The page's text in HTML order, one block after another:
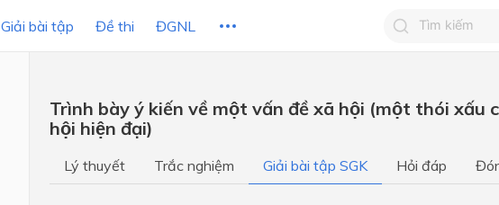
Giải bài tập Đề thi ĐGNL
Tìm kiếm
Tìm kiếm
MÔN HỌC
Trình bày ý kiến về một vấn đề xã hội (một thói xấu
hội hiện đại)
Lý thuyết Trắc nghiệm Giải bài tập SGK Hỏi đáp